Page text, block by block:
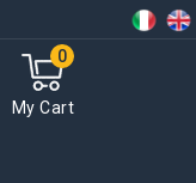
My Cart
0